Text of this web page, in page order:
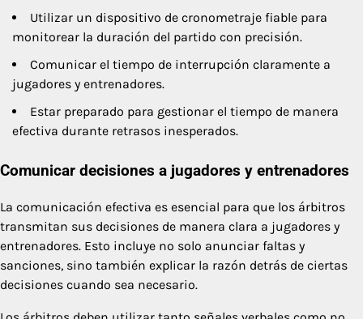
Utilizar un dispositivo de cronometraje fiable para
monitorear la duración del partido con precisión.
Comunicar el tiempo de interrupción claramente a
jugadores y entrenadores.
Estar preparado para gestionar el tiempo de manera
efectiva durante retrasos inesperados.
Comunicar decisiones a jugadores y entrenadores
La comunicación efectiva es esencial para que los árbitros
transmitan sus decisiones de manera clara a jugadores y
entrenadores. Esto incluye no solo anunciar faltas y
sanciones, sino también explicar la razón detrás de ciertas
decisiones cuando sea necesario.